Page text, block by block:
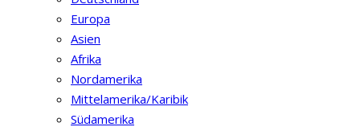
Europa
Asien
Afrika
Nordamerika
Mittelamerika/Karibik
Südamerika